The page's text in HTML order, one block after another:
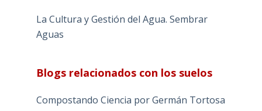
La Cultura y Gestión del Agua. Sembrar
Aguas
Blogs relacionados con los suelos
Compostando Ciencia por Germán Tortosa